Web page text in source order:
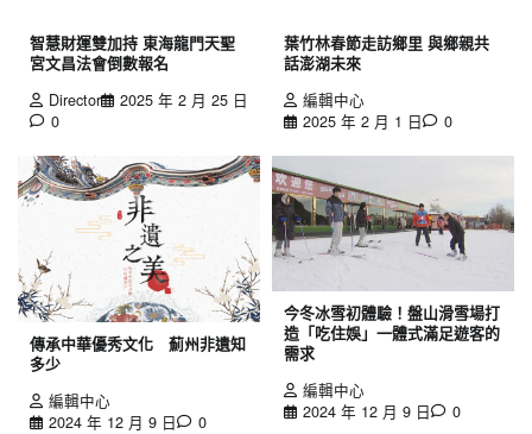
智慧財運雙加持 東海龍門天聖
宮文昌法會倒數報名
Director
2025 年 2 月 25 日
0
葉竹林春節走訪鄉里 與鄉親共
話澎湖未來
編輯中心
2025 年 2 月 1 日
0
傳承中華優秀文化 薊州非遺知
多少
編輯中心
2024 年 12 月 9 日
0
今冬冰雪初體驗！盤山滑雪場打
造「吃住娛」一體式滿足遊客的
需求
編輯中心
2024 年 12 月 9 日
0